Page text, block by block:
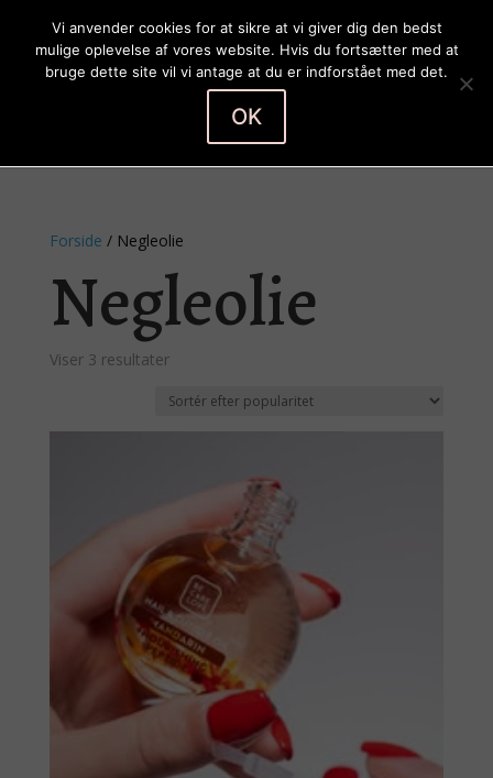
Forside / Negleolie
Negleolie
Viser 3 resultaterSorteret
popularitet
Vi anvender cookies for at sikre at vi giver dig den bedst
mulige oplevelse af vores website. Hvis du fortsætter med at
bruge dette site vil vi antage at du er indforstået med det.
OK